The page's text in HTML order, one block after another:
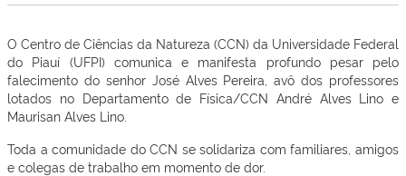
O Centro de Ciências da Natureza (CCN) da Universidade Federal
do Piauí (UFPI) comunica e manifesta profundo pesar pelo
falecimento do senhor José Alves Pereira, avô dos professores
lotados no Departamento de Física/CCN André Alves Lino e
Maurisan Alves Lino.
Toda a comunidade do CCN se solidariza com familiares, amigos
e colegas de trabalho em momento de dor.